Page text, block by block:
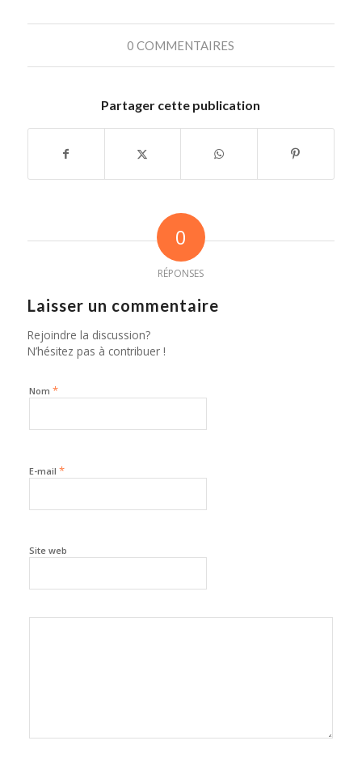
0 COMMENTAIRES
Partager cette publication
0
RÉPONSES
Laisser un commentaire
Rejoindre la discussion?
N’hésitez pas à contribuer !
Nom *
E-mail *
Site web